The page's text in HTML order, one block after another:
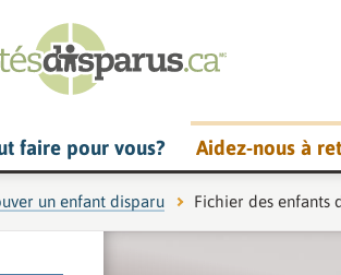
faire pour vous? Aidez-nous à
un enfant disparu Page actuelle :
Fichier des enfants